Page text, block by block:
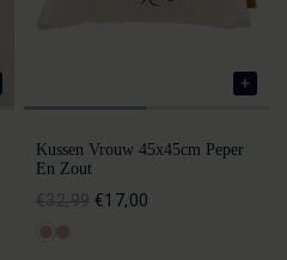
Kussen Vrouw 45x45cm Peper
En Zout
€32,99 €17,00